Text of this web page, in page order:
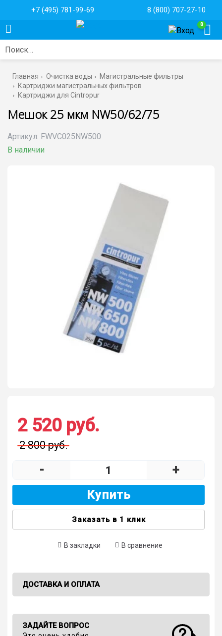
+7 (495) 781-99-69 8 (800) 707-27-10
0
Поиск…
Главная Очистка воды
Магистральные фильтры
Картриджи магистральных фильтров
Картриджи для Cintropur
Мешок 25 мкм NW50/62/75
Артикул: FWVC025NW500
В наличии
2 520 руб.
2 800 руб.
- +
Купить
Заказать в 1 клик
В закладки В сравнение
ДОСТАВКА И ОПЛАТА
ЗАДАЙТЕ ВОПРОС